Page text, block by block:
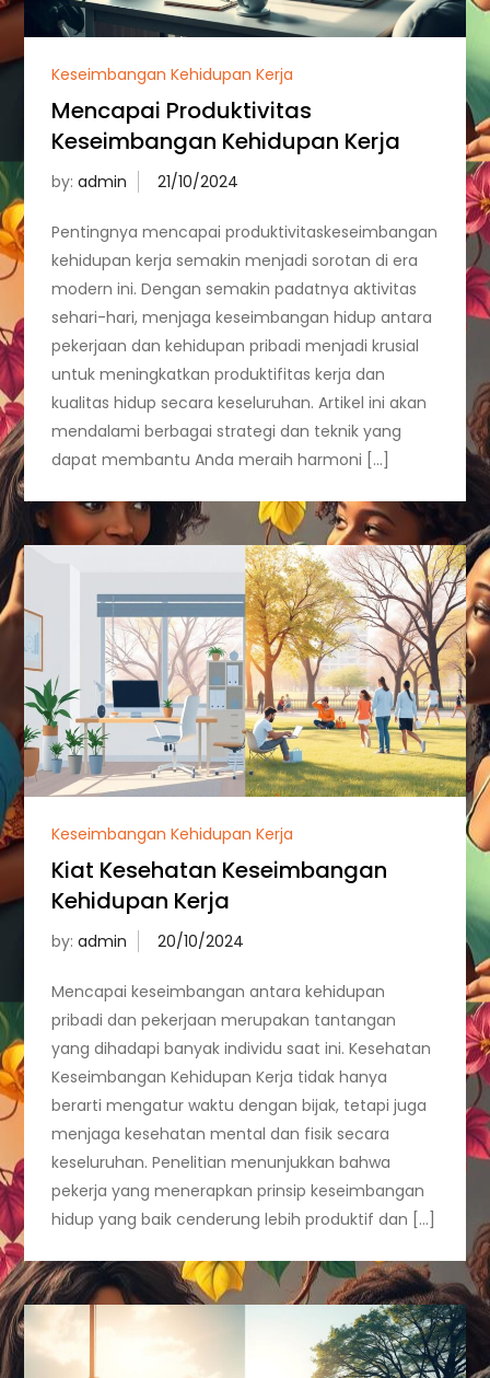
Keseimbangan Kehidupan Kerja
Mencapai Produktivitas
Keseimbangan Kehidupan Kerja
by:admin
Pentingnya mencapai produktivitaskeseimbangan
kehidupan kerja semakin menjadi sorotan di era
modern ini. Dengan semakin padatnya aktivitas
sehari-hari, menjaga keseimbangan hidup antara
pekerjaan dan kehidupan pribadi menjadi krusial
untuk meningkatkan produktifitas kerja dan
kualitas hidup secara keseluruhan. Artikel ini akan
mendalami berbagai strategi dan teknik yang
dapat membantu Anda meraih harmoni […]
Keseimbangan Kehidupan Kerja
Kiat Kesehatan Keseimbangan
Kehidupan Kerja
by:admin
Mencapai keseimbangan antara kehidupan
pribadi dan pekerjaan merupakan tantangan
yang dihadapi banyak individu saat ini. Kesehatan
Keseimbangan Kehidupan Kerja tidak hanya
berarti mengatur waktu dengan bijak, tetapi juga
menjaga kesehatan mental dan fisik secara
keseluruhan. Penelitian menunjukkan bahwa
pekerja yang menerapkan prinsip keseimbangan
hidup yang baik cenderung lebih produktif dan […]